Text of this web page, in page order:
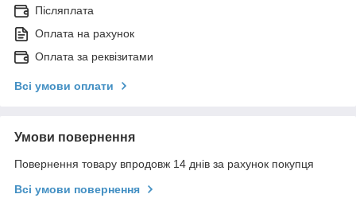
Післяплата
Оплата на рахунок
Оплата за реквізитами
Всі умови оплати
Умови повернення
Повернення товару впродовж 14 днів за рахунок покупця
Всі умови повернення